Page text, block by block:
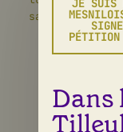
samedi!
PÉTITION
Dans